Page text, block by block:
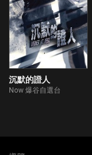
沉默的證人
Now 爆谷自選台